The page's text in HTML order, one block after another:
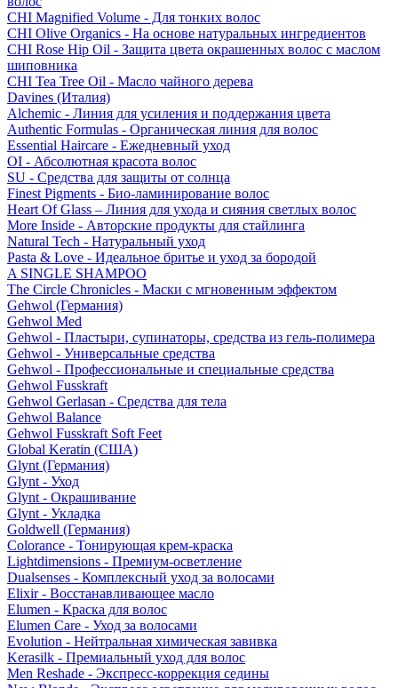
CHI Magnified Volume - Для тонких волос
CHI Olive Organics - На основе натуральных ингредиентов
CHI Rose Hip Oil - Защита цвета окрашенных волос с маслом
шиповника
CHI Tea Tree Oil - Масло чайного дерева
Davines (Италия)
Alchemic - Линия для усиления и поддержания цвета
Authentic Formulas - Органическая линия для волос
Essential Haircare - Eжедневный уход
OI - Абсолютная красота волос
SU - Средства для защиты от солнца
Finest Pigments - Био-ламинирование волос
Heart Of Glass – Линия для ухода и сияния светлых волос
More Inside - Авторские продукты для стайлинга
Natural Tech - Натуральный уход
Pasta & Love - Идеальное бритье и уход за бородой
A SINGLE SHAMPOO
The Circle Chronicles - Маски с мгновенным эффектом
Gehwol (Германия)
Gehwol Med
Gehwol - Пластыри, супинаторы, средства из гель-полимера
Gehwol - Универсальные средства
Gehwol - Профессиональные и специальные средства
Gehwol Fusskraft
Gehwol Gerlasan - Средства для тела
Gehwol Balance
Gehwol Fusskraft Soft Feet
Global Keratin (США)
Glynt (Германия)
Glynt - Уход
Glynt - Окрашивание
Glynt - Укладка
Goldwell (Германия)
Colorance - Тонирующая крем-краска
Lightdimensions - Премиум-осветление
Dualsenses - Комплексный уход за волосами
Elixir - Восстанавливающее масло
Elumen - Краска для волос
Elumen Care - Уход за волосами
Evolution - Нейтральная химическая завивка
Kerasilk - Премиальный уход для волос
Men Reshade - Экспресс-коррекция седины